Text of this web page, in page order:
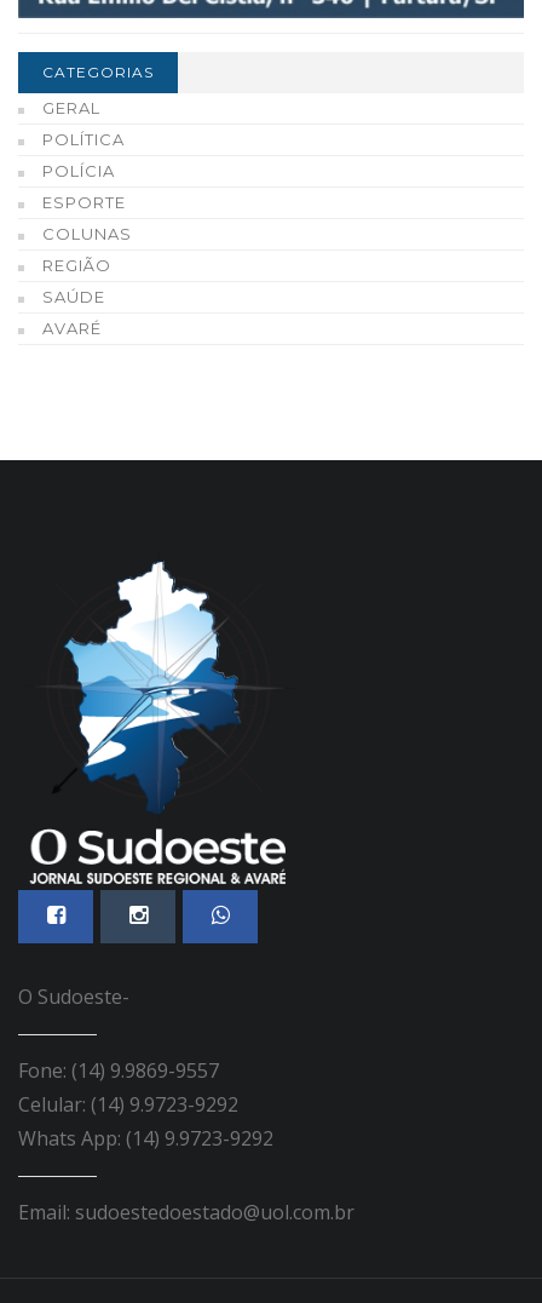
CATEGORIAS
GERAL
POLÍTICA
POLÍCIA
ESPORTE
COLUNAS
REGIÃO
SAÚDE
AVARÉ
O Sudoeste-
Fone: (14) 9.9869-9557
Celular: (14) 9.9723-9292
Whats App: (14) 9.9723-9292
Email: sudoestedoestado@uol.com.br